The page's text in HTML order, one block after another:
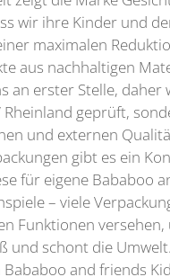
wir ihre Kinder und
maximalen
aus nachhaltigen
an erster Stelle, daher
geprüft,
und externen
gibt es ein
für eigene Bababoo
– viele
Funktionen
und schont die
and friends